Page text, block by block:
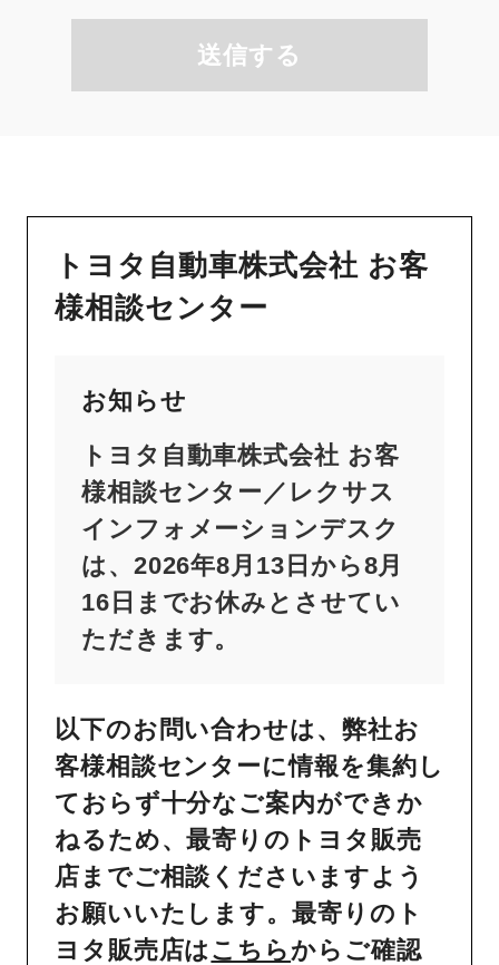
送信する
トヨタ自動車株式会社 お客
様相談センター
お知らせ
トヨタ自動車株式会社 お客
様相談センター／レクサス
インフォメーションデスク
は、2026年8月13日から8月
16日までお休みとさせてい
ただきます。
以下のお問い合わせは、弊社お
客様相談センターに情報を集約し
ておらず十分なご案内ができか
ねるため、最寄りのトヨタ販売
店までご相談くださいますよう
お願いいたします。最寄りのト
ヨタ販売店はこちら からご確認